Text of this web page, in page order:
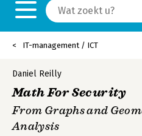
IT-management / ICT
Daniel Reilly
Math For Security
From Graphs and
Analysis